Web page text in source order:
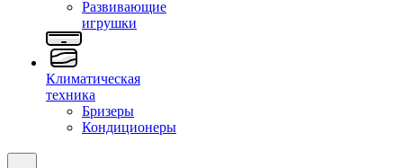
Развивающие
игрушки
Климатическая
техника
Бризеры
Кондиционеры